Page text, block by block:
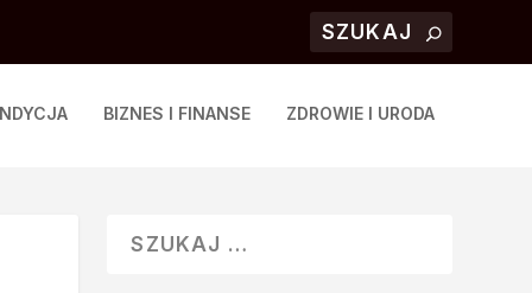
BIZNES I FINANSE ZDROWIE I URODA